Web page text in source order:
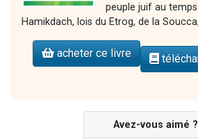
peuple juif au
Hamikdach, lois du Etrog, de la
acheter ce livre
Avez-vous aimé ?